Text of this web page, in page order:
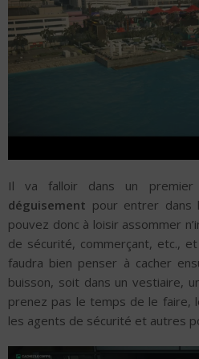
Il va falloir dans un premier
déguisement pour entrer dans
pouvez donc à loisir assommer
de sécurité, commerçant, etc.,
faudra bien penser à cacher
buisson, soit dans un vestiaire,
prenez pas le temps de le faire,
les agents de sécurité et autres